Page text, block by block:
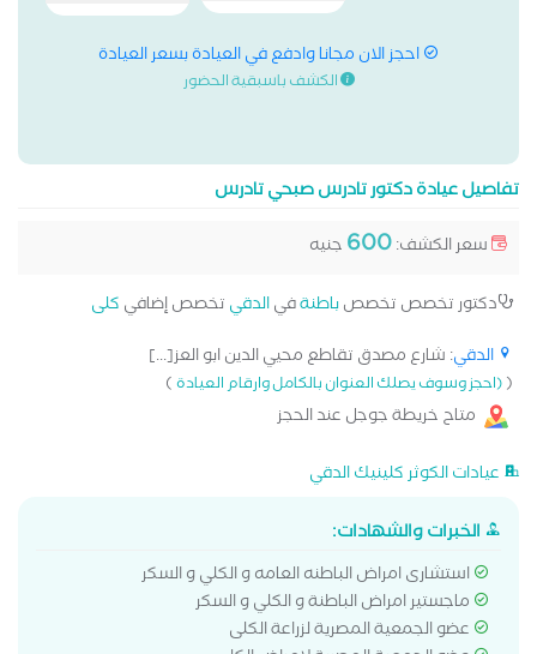
احجز الان مجانا وادفع في العيادة بسعر العيادة
الكشف باسبقية الحضور
تفاصيل عيادة دكتور تادرس صبحي تادرس
سعر الكشف:600 جنيه
دكتور تخصص تخصصباطنةفيالدقي تخصص إضافي كلى
الدقي: شارع مصدق تقاطع محيي الدين ابو العز[...]
((احجز وسوف يصلك العنوان بالكامل وارقام العيادة)
متاح خريطة جوجل عند الحجز
عيادات الكوثر كلينيك الدقي
الخبرات والشهادات:
استشارى امراض الباطنه العامه و الكلي و السكر
ماجستير امراض الباطنة و الكلي و السكر
عضو الجمعية المصرية لزراعة الكلى